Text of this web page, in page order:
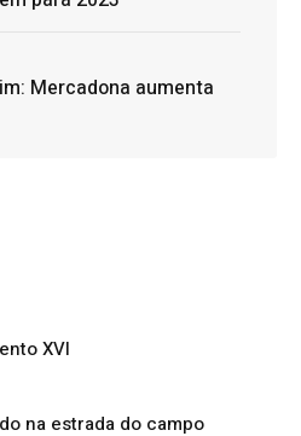
Mercadona aumenta
XVI
na estrada do campo